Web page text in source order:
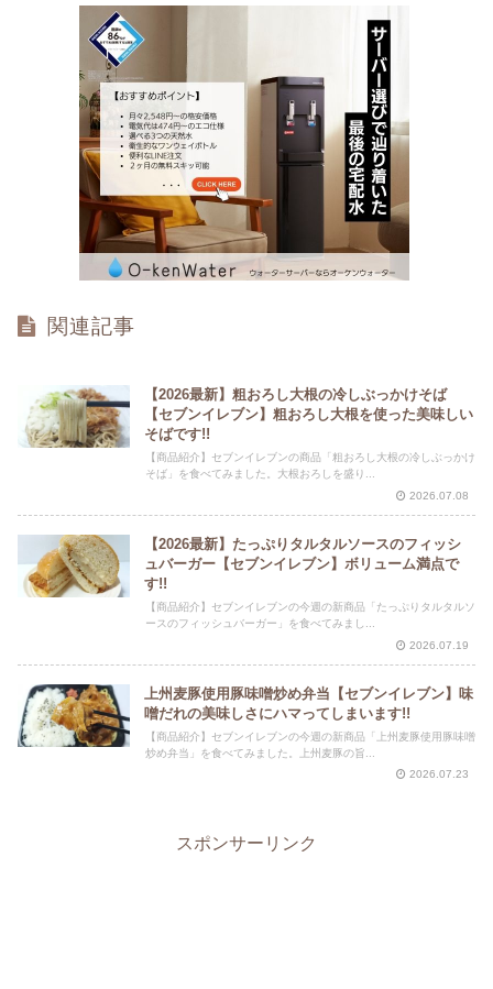
関連記事
【2026最新】粗おろし大根の冷しぶっかけそば
【セブンイレブン】粗おろし大根を使った美味しい
そばです!!
【商品紹介】セブンイレブンの商品「粗おろし大根の冷しぶっかけ
そば」を食べてみました。大根おろしを盛り...
2026.07.08
【2026最新】たっぷりタルタルソースのフィッシ
ュバーガー【セブンイレブン】ボリューム満点で
す!!
【商品紹介】セブンイレブンの今週の新商品「たっぷりタルタルソ
ースのフィッシュバーガー」を食べてみまし...
2026.07.19
上州麦豚使用豚味噌炒め弁当【セブンイレブン】味
噌だれの美味しさにハマってしまいます!!
【商品紹介】セブンイレブンの今週の新商品「上州麦豚使用豚味噌
炒め弁当」を食べてみました。上州麦豚の旨...
2026.07.23
スポンサーリンク